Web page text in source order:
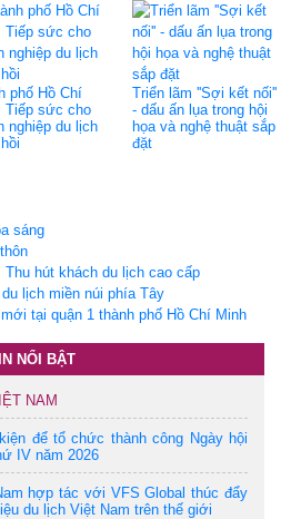
phố Hồ Chí
Tiếp sức cho
nghiệp du lịch
Triển lãm ''Sợi kết nối''
- dấu ấn lụa trong hội
họa và nghệ thuật sắp
đặt
sáng
Thu hút khách du lịch cao cấp
lịch miền núi phía Tây
tại quận 1 thành phố Hồ Chí Minh
NỔI BẬT
NAM
để tổ chức thành công Ngày hội
IV năm 2026
hợp tác với VFS Global thúc đẩy
du lịch Việt Nam trên thế giới